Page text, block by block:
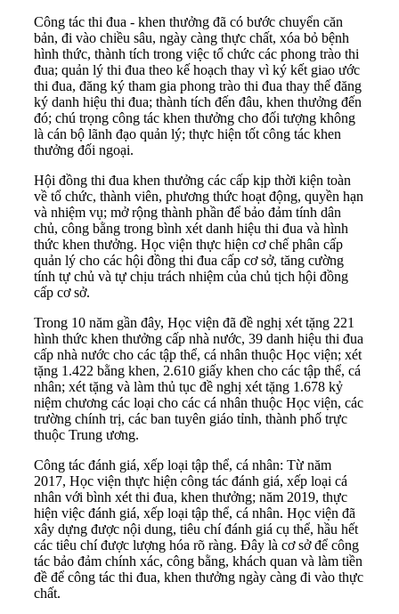
Công tác thi đua - khen thưởng đã có bước chuyển căn
bản, đi vào chiều sâu, ngày càng thực chất, xóa bỏ bệnh
hình thức, thành tích trong việc tổ chức các phong trào thi
đua; quản lý thi đua theo kế hoạch thay vì ký kết giao ước
thi đua, đăng ký tham gia phong trào thi đua thay thế đăng
ký danh hiệu thi đua; thành tích đến đâu, khen thưởng đến
đó; chú trọng công tác khen thưởng cho đối tượng không
là cán bộ lãnh đạo quản lý; thực hiện tốt công tác khen
thưởng đối ngoại.
Hội đồng thi đua khen thưởng các cấp kịp thời kiện toàn
về tổ chức, thành viên, phương thức hoạt động, quyền hạn
và nhiệm vụ; mở rộng thành phần để bảo đảm tính dân
chủ, công bằng trong bình xét danh hiệu thi đua và hình
thức khen thưởng. Học viện thực hiện cơ chế phân cấp
quản lý cho các hội đồng thi đua cấp cơ sở, tăng cường
tính tự chủ và tự chịu trách nhiệm của chủ tịch hội đồng
cấp cơ sở.
Trong 10 năm gần đây, Học viện đã đề nghị xét tặng 221
hình thức khen thưởng cấp nhà nước, 39 danh hiệu thi đua
cấp nhà nước cho các tập thể, cá nhân thuộc Học viện; xét
tặng 1.422 bằng khen, 2.610 giấy khen cho các tập thể, cá
nhân; xét tặng và làm thủ tục đề nghị xét tặng 1.678 kỷ
niệm chương các loại cho các cá nhân thuộc Học viện, các
trường chính trị, các ban tuyên giáo tỉnh, thành phố trực
thuộc Trung ương.
Công tác đánh giá, xếp loại tập thể, cá nhân: Từ năm
2017, Học viện thực hiện công tác đánh giá, xếp loại cá
nhân với bình xét thi đua, khen thưởng; năm 2019, thực
hiện việc đánh giá, xếp loại tập thể, cá nhân. Học viện đã
xây dựng được nội dung, tiêu chí đánh giá cụ thể, hầu hết
các tiêu chí được lượng hóa rõ ràng. Đây là cơ sở để công
tác bảo đảm chính xác, công bằng, khách quan và làm tiền
đề để công tác thi đua, khen thưởng ngày càng đi vào thực
chất.